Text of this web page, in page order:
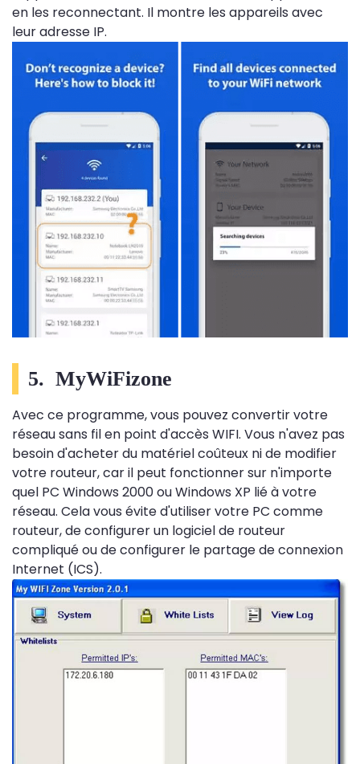
en les reconnectant. Il montre les appareils avec
leur adresse IP.
5. MyWiFizone
Avec ce programme, vous pouvez convertir votre
réseau sans fil en point d'accès WIFI. Vous n'avez pas
besoin d'acheter du matériel coûteux ni de modifier
votre routeur, car il peut fonctionner sur n'importe
quel PC Windows 2000 ou Windows XP lié à votre
réseau. Cela vous évite d'utiliser votre PC comme
routeur, de configurer un logiciel de routeur
compliqué ou de configurer le partage de connexion
Internet (ICS).